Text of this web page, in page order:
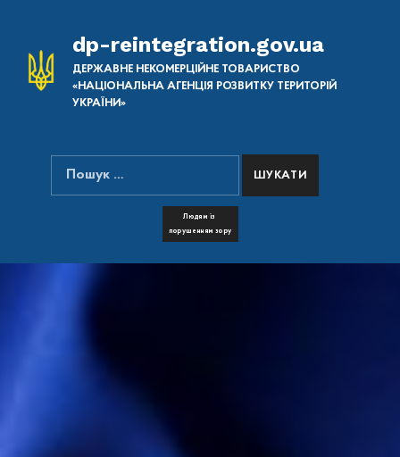
dp-reintegration.gov.ua
ДЕРЖАВНЕ НЕКОМЕРЦІЙНЕ ТОВАРИСТВО
«НАЦІОНАЛЬНА АГЕНЦІЯ РОЗВИТКУ ТЕРИТОРІЙ
УКРАЇНИ»
ПОШУК НА САЙТІ
Пошук:
Людям із
порушенням зору